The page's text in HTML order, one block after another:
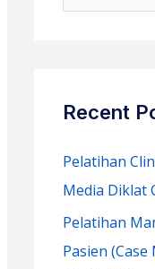
e
h
f
o
Recent
Pelatihan
Media Diklat
Pelatihan
Pasien